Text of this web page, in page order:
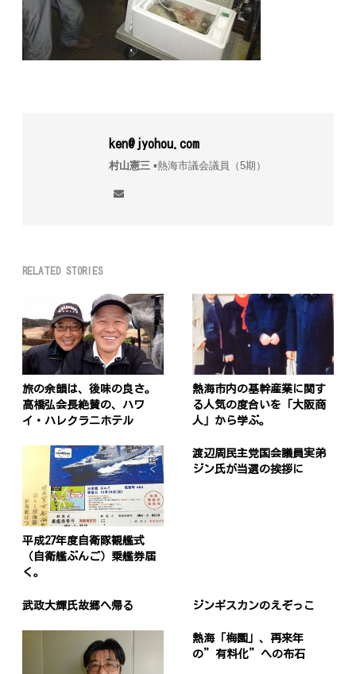
ken@jyohou.com
村山憲三▪︎熱海市議会議員（5期）
RELATED STORIES
旅の余韻は、後味の良さ。
高橋弘会長絶賛の、ハワ
イ・ハレクラニホテル
熱海市内の基幹産業に関す
る人気の度合いを「大阪商
人」から学ぶ。
平成27年度自衛隊観艦式
（自衛艦ぶんご）乗艦券届
く。
渡辺周民主党国会議員実弟
ジン氏が当選の挨拶に
武政大輝氏故郷へ帰る ジンギスカンのえぞっこ
熱海「梅園」、再来年
の”有料化”への布石